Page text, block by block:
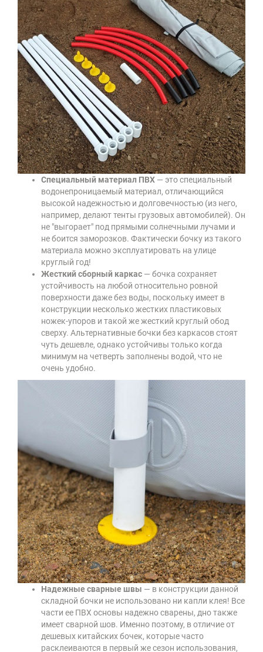
Специальный материал ПВХ — это специальный
водонепроницаемый материал, отличающийся
высокой надежностью и долговечностью (из него,
например, делают тенты грузовых автомобилей). Он
не "выгорает" под прямыми солнечными лучами и
не боится заморозков. Фактически бочку из такого
материала можно эксплуатировать на улице
круглый год!
Жесткий сборный каркас — бочка сохраняет
устойчивость на любой относительно ровной
поверхности даже без воды, поскольку имеет в
конструкции несколько жестких пластиковых
ножек-упоров и такой же жесткий круглый обод
сверху. Альтернативные бочки без каркасов стоят
чуть дешевле, однако устойчивы только когда
минимум на четверть заполнены водой, что не
очень удобно.
Надежные сварные швы — в конструкции данной
складной бочки не использовано ни капли клея! Все
части ее ПВХ основы надежно сварены, дно также
имеет сварной шов. Именно поэтому, в отличие от
дешевых китайских бочек, которые часто
расклеиваются в первый же сезон использования,